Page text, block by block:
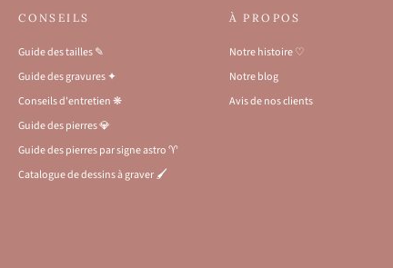
CONSEILS
Guide des tailles ✎
Guide des gravures ✦
Conseils d'entretien ❋
Guide des pierres 💎
Guide des pierres par signe astro ♈
Catalogue de dessins à graver 🖌️
À PROPOS
Notre histoire ♡
Notre blog
Avis de nos clients